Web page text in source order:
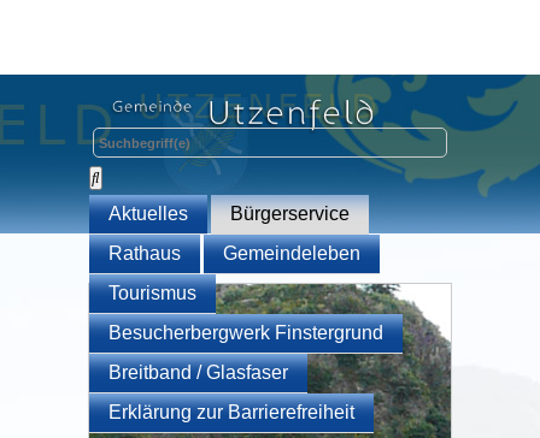
Aktuelles
Bürgerservice
Rathaus
Gemeindeleben
Tourismus
Besucherbergwerk Finstergrund
Breitband / Glasfaser
Erklärung zur Barrierefreiheit